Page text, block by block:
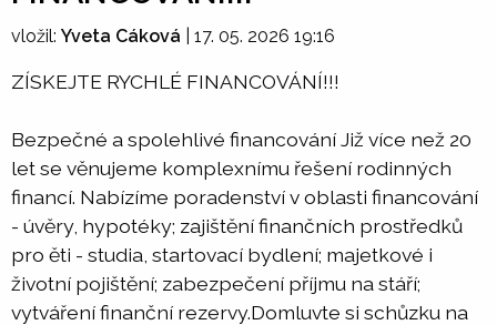
vložil: Yveta Cáková 17. 05. 2026 19:16
ZÍSKEJTE RYCHLÉ FINANCOVÁNÍ!!!
Bezpečné a spolehlivé financování Již více než 20
let se věnujeme komplexnímu řešení rodinných
financí. Nabízíme poradenství v oblasti financování
- úvěry, hypotéky; zajištění finančních prostředků
pro ěti - studia, startovací bydlení; majetkové i
životní pojištění; zabezpečení příjmu na stáří;
vytváření finanční rezervy.Domluvte si schůzku na